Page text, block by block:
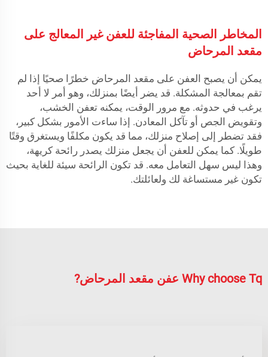
المخاطر الصحية المفاجئة للعفن غير المعالج على
مقعد المرحاض
يمكن أن يصبح العفن على مقعد المرحاض خطرًا صحيًا إذا لم
تقم بمعالجة المشكلة. قد يضر أيضًا بمنزلك، وهو أمر لا أحد
يرغب في حدوثه. مع مرور الوقت، يمكنه تعفن الخشب،
وتقويض الجص أو تآكل المعادن. إذا ساءت الأمور بشكل كبير،
فقد تضطر إلى إصلاح منزلك، مما قد يكون مكلفًا ويستغرق وقتًا
طويلًا. كما يمكن للعفن أن يجعل منزلك يصدر رائحة كريهة،
وهذا ليس سهل التعامل معه. قد تكون الرائحة سيئة للغاية بحيث
تكون غير مستساغة لك ولعائلتك.
Why choose Tq عفن مقعد المرحاض?